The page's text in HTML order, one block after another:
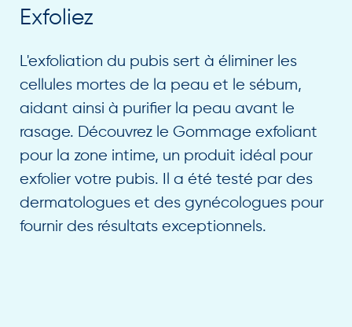
Exfoliez
L'exfoliation du pubis sert à éliminer les
cellules mortes de la peau et le sébum,
aidant ainsi à purifier la peau avant le
rasage. Découvrez le Gommage exfoliant
pour la zone intime, un produit idéal pour
exfolier votre pubis. Il a été testé par des
dermatologues et des gynécologues pour
fournir des résultats exceptionnels.